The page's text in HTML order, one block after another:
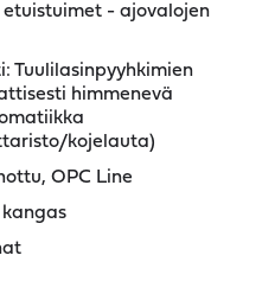
- ajovalojen
Tuulilasinpyyhkimien
himmenevä
kojelauta)
OPC Line